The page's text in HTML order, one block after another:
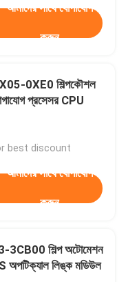
আমাদের সাথে যোগাযোগ
করুন
0XE0 শিল্পকৌশল
প্রসেসর CPU
best discount
আমাদের সাথে যোগাযোগ
করুন
3CB00 শিল্প অটোমেশন
লিঙ্ক মডিউল